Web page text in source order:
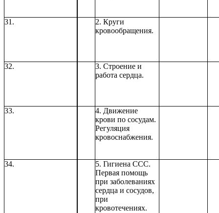
31.
2. Круги
кровообращения.
32.
3. Строение и
работа сердца.
33.
4. Движение
крови по сосудам.
Регуляция
кровоснабжения.
34.
5. Гигиена ССС.
Первая помощь
при заболеваниях
сердца и сосудов,
при
кровотечениях.